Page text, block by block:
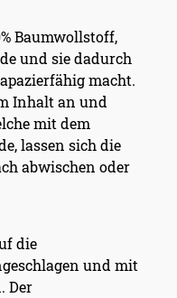
Baumwollstoff,
und sie dadurch
macht.
Inhalt an und
mit dem
lassen sich die
abwischen oder
die
und mit
Der